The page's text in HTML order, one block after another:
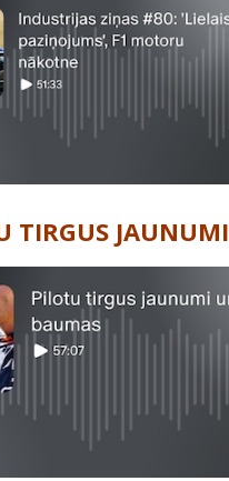
TIRGUS JAUNUMI